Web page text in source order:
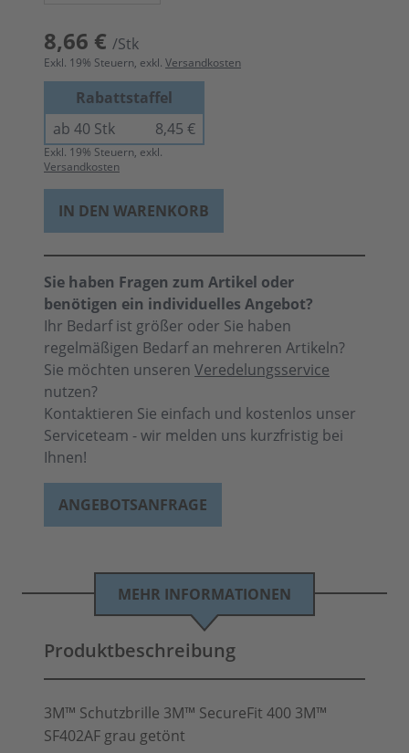
8,66 € /Stk
Exkl. 19% Steuern, exkl. Versandkosten
Rabattstaffel
ab 40 Stk
8,45 €
Exkl. 19% Steuern, exkl.
Versandkosten
IN DEN WARENKORB
Sie haben Fragen zum Artikel oder
benötigen ein individuelles Angebot?
Ihr Bedarf ist größer oder Sie haben
regelmäßigen Bedarf an mehreren Artikeln?
Sie möchten unseren Veredelungsservice
nutzen?
Kontaktieren Sie einfach und kostenlos unser
Serviceteam - wir melden uns kurzfristig bei
Ihnen!
ANGEBOTSANFRAGE
MEHR INFORMATIONEN
Produktbeschreibung
3M™ Schutzbrille 3M™ SecureFit 400 3M™
SF402AF grau getönt